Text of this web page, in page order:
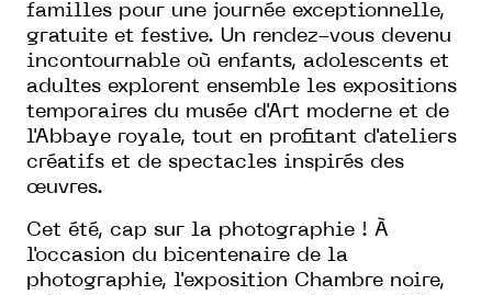
familles pour une journée exceptionnelle,
gratuite et festive. Un rendez-vous devenu
incontournable où enfants, adolescents et
adultes explorent ensemble les expositions
temporaires du musée d'Art moderne et de
l'Abbaye royale, tout en profitant d'ateliers
créatifs et de spectacles inspirés des
œuvres.
Cet été, cap sur la photographie ! À
l'occasion du bicentenaire de la
photographie, l'exposition Chambre noire,